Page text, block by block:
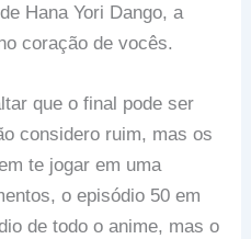
Hana Yori Dango, a
coração de vocês.
que o final pode ser
considero ruim, mas os
te jogar em uma
o episódio 50 em
de todo o anime, mas o